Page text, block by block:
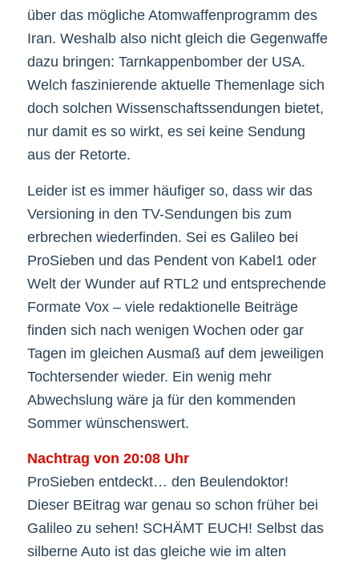
über das mögliche Atomwaffenprogramm des
Iran. Weshalb also nicht gleich die Gegenwaffe
dazu bringen: Tarnkappenbomber der USA.
Welch faszinierende aktuelle Themenlage sich
doch solchen Wissenschaftssendungen bietet,
nur damit es so wirkt, es sei keine Sendung
aus der Retorte.
Leider ist es immer häufiger so, dass wir das
Versioning in den TV-Sendungen bis zum
erbrechen wiederfinden. Sei es Galileo bei
ProSieben und das Pendent von Kabel1 oder
Welt der Wunder auf RTL2 und entsprechende
Formate Vox – viele redaktionelle Beiträge
finden sich nach wenigen Wochen oder gar
Tagen im gleichen Ausmaß auf dem jeweiligen
Tochtersender wieder. Ein wenig mehr
Abwechslung wäre ja für den kommenden
Sommer wünschenswert.
Nachtrag von 20:08 Uhr
ProSieben entdeckt… den Beulendoktor!
Dieser BEitrag war genau so schon früher bei
Galileo zu sehen! SCHÄMT EUCH! Selbst das
silberne Auto ist das gleiche wie im alten